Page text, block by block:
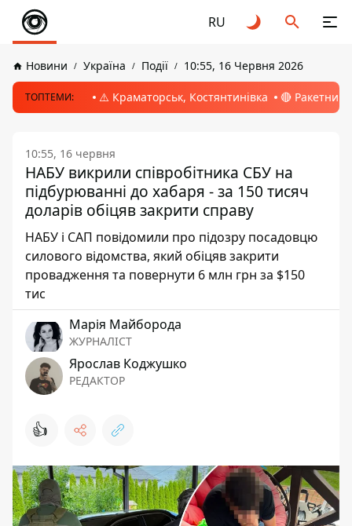
RU
Новини Україна Події 10:55, 16 Червня 2026
ТОПТЕМИ: ⚠️ Краматорськ, Костянтинівка 🔴 Ракетний
10:55, 16 червня
НАБУ викрили співробітника СБУ на
підбурюванні до хабаря - за 150 тисяч
доларів обіцяв закрити справу
НАБУ і САП повідомили про підозру посадовцю
силового відомства, який обіцяв закрити
провадження та повернути 6 млн грн за $150
тис
Марія Майборода
ЖУРНАЛІСТ
Ярослав Коджушко
РЕДАКТОР
👍